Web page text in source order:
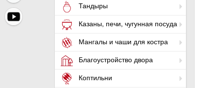
Тандыры
Казаны, печи, чугунная посуда
Мангалы и чаши для костра
Благоустройство двора
Коптильни